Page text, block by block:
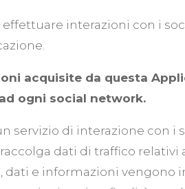
interazioni con i
acquisite da questa
ogni social network.
servizio di interazione con
dati di traffico
e informazioni